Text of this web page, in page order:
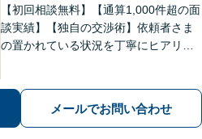
【初回相談無料】【通算1,000件超の面
談実績】【独自の交渉術】依頼者さま
の置かれている状況を丁寧にヒアリン
ら、難解な専門用語も噛み砕いて分か
りやすく説明するのが得意です。
メールでお問い合わせ